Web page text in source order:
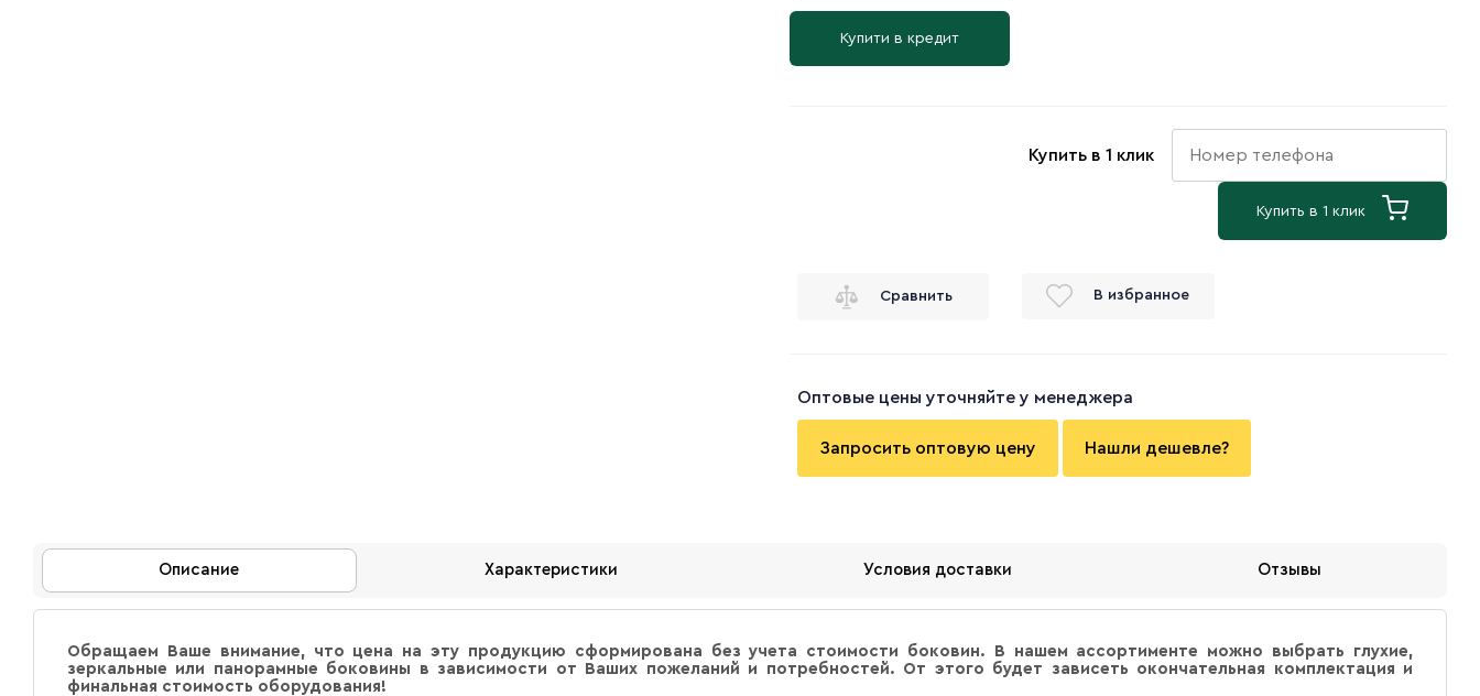
Купити в кредит
Купить в 1 клик
Купить в 1 клик
Сравнить В избранное
Оптовые цены уточняйте у менеджера
Запросить оптовую цену Нашли дешевле?
Описание Характеристики Условия доставки Отзывы
Обращаем Ваше внимание, что цена на эту продукцию сформирована без учета стоимости боковин. В нашем ассортименте можно выбрать глухие,
зеркальные или панорамные боковины в зависимости от Ваших пожеланий и потребностей. От этого будет зависеть окончательная комплектация и
финальная стоимость оборудования!